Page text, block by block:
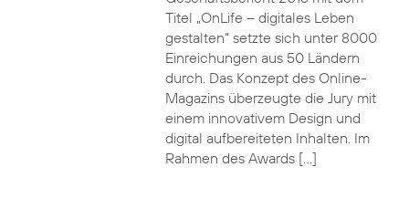
Titel „OnLife – digitales Leben
gestalten“ setzte sich unter 8000
Einreichungen aus 50 Ländern
durch. Das Konzept des Online-
Magazins überzeugte die Jury mit
einem innovativem Design und
digital aufbereiteten Inhalten. Im
Rahmen des Awards […]